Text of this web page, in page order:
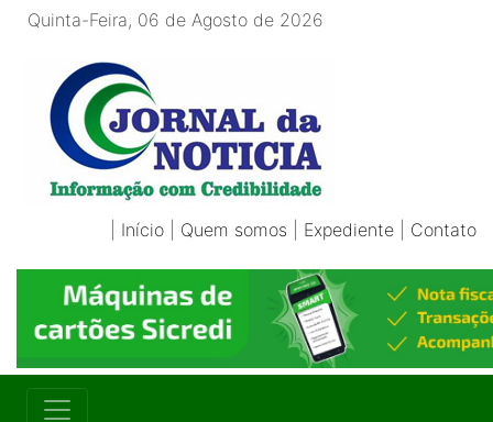
Quinta-Feira, 06 de Agosto de 2026
Início Quem somos Expediente Contato